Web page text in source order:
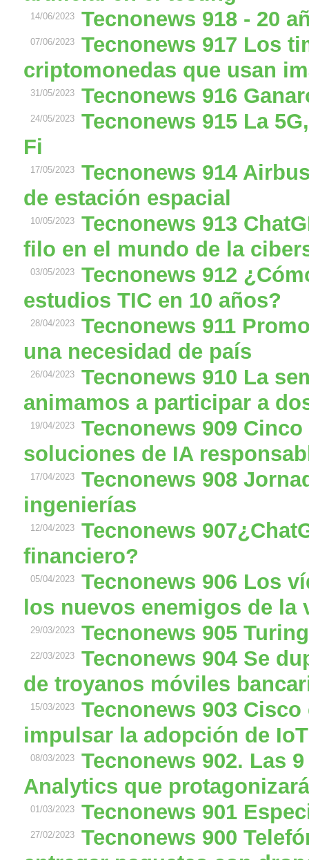
14/06/2023 Tecnonews 918 - 20
07/06/2023
Tecnonews 917 Los
criptomonedas que usan
31/05/2023 Tecnonews 916
24/05/2023
Tecnonews 915 La
Fi
17/05/2023
Tecnonews 914
de estación espacial
10/05/2023
Tecnonews 913
filo en el mundo de la
03/05/2023
Tecnonews 912
estudios TIC en 10 años?
28/04/2023
Tecnonews 911
una necesidad de país
26/04/2023
Tecnonews 910 La
animamos a participar a
19/04/2023
Tecnonews 909
soluciones de IA
17/04/2023
Tecnonews 908
ingenierías
12/04/2023
Tecnonews
financiero?
05/04/2023
Tecnonews 906 Los
los nuevos enemigos de la
29/03/2023 Tecnonews 905
22/03/2023
Tecnonews 904 Se
de troyanos móviles
15/03/2023
Tecnonews 903
impulsar la adopción de
08/03/2023
Tecnonews 902. Las
Analytics que
01/03/2023 Tecnonews 901
27/02/2023
Tecnonews 900